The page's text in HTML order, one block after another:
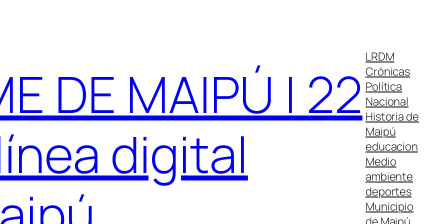
DE MAIPÚ | 22
digital
LRDM
Crónicas
Política
Nacional
Historia de
Maipú
educacion
Medio
ambiente
deportes
Municipio